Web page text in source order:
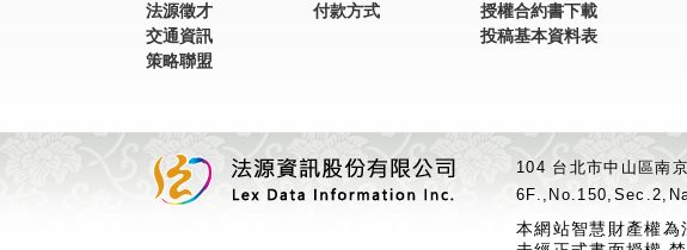
法源徵才
交通資訊
策略聯盟
付款方式
授權合約書下載
投稿基本資料表
104 台北市中山區南
本網站智慧財產權